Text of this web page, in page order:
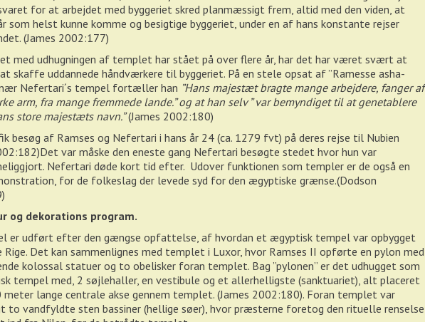
for at arbejdet med byggeriet skred planmæssigt frem, altid med den viden, at
som helst kunne komme og besigtige byggeriet, under en af hans konstante rejser
(James 2002:177)
med udhugningen af templet har stået på over flere år, har det har været svært at
skaffe uddannede håndværkere til byggeriet. På en stele opsat af ”Ramesse asha-
nær Nefertari´s tempel fortæller han ”Hans majestæt bragte mange arbejdere, fanger af
arm, fra mange fremmede lande.” og at han selv ” var bemyndiget til at genetablere
store majestæts navn.”(James 2002:180)
besøg af Ramses og Nefertari i hans år 24 (ca. 1279 fvt) på deres rejse til Nubien
var måske den eneste gang Nefertari besøgte stedet hvor hun var
Nefertari døde kort tid efter. Udover funktionen som templer er de også en
for de folkeslag der levede syd for den ægyptiske grænse.(Dodson
og dekorations program.
er udført efter den gængse opfattelse, af hvordan et ægyptisk tempel var opbygget
Rige. Det kan sammenlignes med templet i Luxor, hvor Ramses II opførte en pylon med
kolossal statuer og to obelisker foran templet. Bag ”pylonen” er det udhugget som
tempel med, 2 søjlehaller, en vestibule og et allerhelligste (sanktuariet), alt placeret
meter lange centrale akse gennem templet. (James 2002:180). Foran templet var
to vandfyldte sten bassiner (hellige søer), hvor præsterne foretog den rituelle renselse